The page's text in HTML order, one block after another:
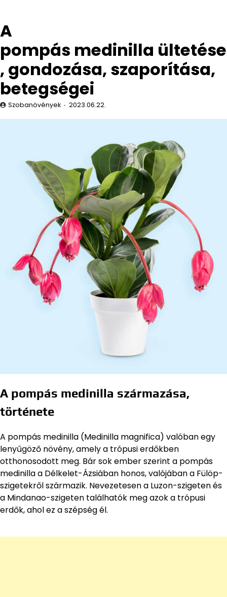
A
pompás medinilla ültetése
, gondozása, szaporítása,
betegségei
Szobanövények 2023.06.22.
A pompás medinilla származása,
története
A pompás medinilla (Medinilla magnifica) valóban egy
lenyűgöző növény, amely a trópusi erdőkben
otthonosodott meg. Bár sok ember szerint a pompás
medinilla a Délkelet-Ázsiában honos, valójában a Fülöp-
szigetekről származik. Nevezetesen a Luzon-szigeten és
a Mindanao-szigeten találhatók meg azok a trópusi
erdők, ahol ez a szépség él.